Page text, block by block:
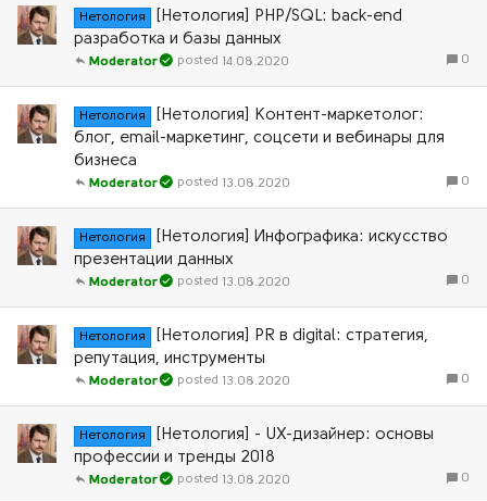
Нетология
[Нетология] PHP/SQL: back-end
разработка и базы данных
0
14.08.2020
Moderator
Нетология
[Нетология] Контент-маркетолог:
блог, email-маркетинг, соцсети и вебинары для
бизнеса
0
13.08.2020
Moderator
Нетология
[Нетология] Инфографика: искусство
презентации данных
0
13.08.2020
Moderator
Нетология
[Нетология] PR в digital: стратегия,
репутация, инструменты
0
13.08.2020
Moderator
Нетология
[Нетология] - UX-дизайнер: основы
профессии и тренды 2018
0
13.08.2020
Moderator